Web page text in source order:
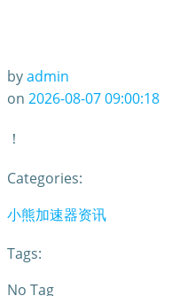
byadmin
on 2026-08-07 09:00:18
！
Categories:
小熊加速器资讯
Tags:
No Tag